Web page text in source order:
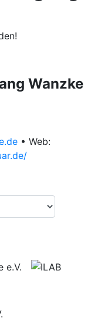
Wanzke
• Web: